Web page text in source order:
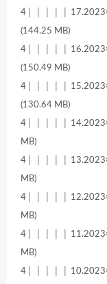
4│ │ │ │ │ 17.2023
(144.25 MB)
4│ │ │ │ │ 16.2023
(150.49 MB)
4│ │ │ │ │ 15.2023
(130.64 MB)
4│ │ │ │ │ 14.2023
MB)
4│ │ │ │ │ 13.2023
MB)
4│ │ │ │ │ 12.2023
MB)
4│ │ │ │ │ 11.2023
MB)
4│ │ │ │ │ 10.2023